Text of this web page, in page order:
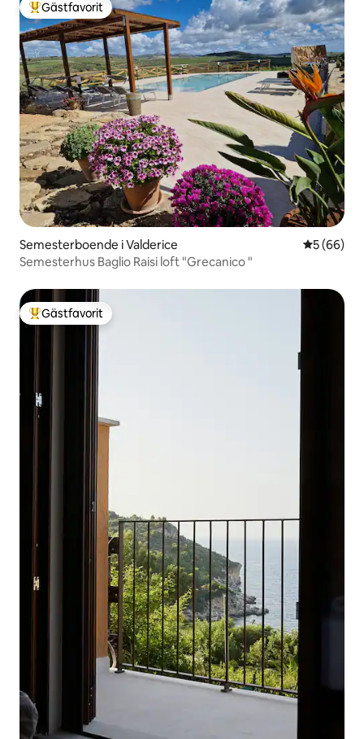
Populär gästfavorit
Gästfavorit
Semesterboende i Valderice 5 av 5 i
5 (66)
Semesterhus Baglio Raisi loft "Grecanico "
Populär gästfavorit
Gästfavorit